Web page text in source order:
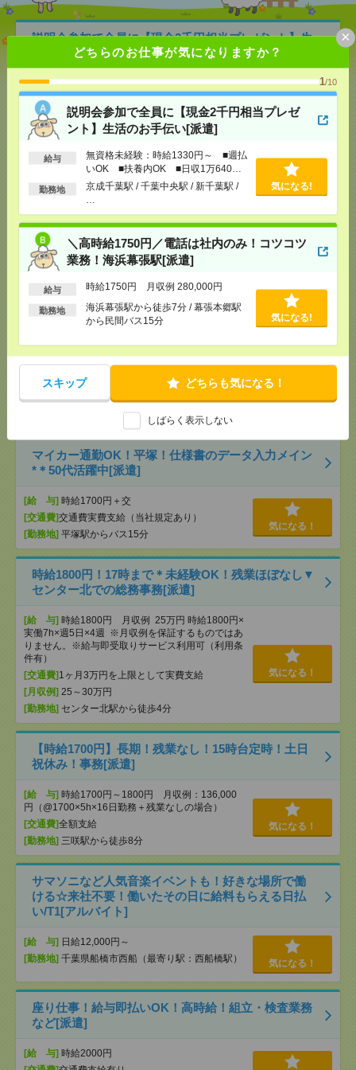
どちらのお仕事が気になりますか？
1/10
説明会参加で全員に【現金2千円相当プレゼ
ント】生活のお手伝い[派遣]
給与
無資格未経験：時給1330円～ ■週払
いOK ■扶養内OK ■日収1万640円
以上
勤務地
京成千葉駅 / 千葉中央駅 / 新千葉駅 /
気になる!
＼高時給1750円／電話は社内のみ！コツコツ
業務！海浜幕張駅[派遣]
給与 時給1750円 月収例 280,000円
勤務地
海浜幕張駅から徒歩7分 / 幕張本郷駅
から民間バス15分
気になる!
スキップ どちらも気になる！
しばらく表示しない
×
説明会参加で全員に【現金2千円相当プレゼント】生
活のお手伝い[派遣]
[給 与]無資格未経験：時給1330円～ ■週払い
OK ■扶養内OK ■日収1万640円以上
[交通費]
交通費全額支給
[勤務地]
京成千葉駅/千葉中央駅/新千葉駅/
気になる！
＼高時給1750円／電話は社内のみ！コツコツ業務！
海浜幕張駅[派遣]
[給 与]時給1750円 月収例 280,000円
[交通費]
[月収例]
25～30万円
[勤務地] 海浜幕張駅から徒歩7分/幕張本郷駅から
＜扶養枠内で働こう！＞残業なし！安定就業！八千
時給1600円 月収例 81,600円
[交通費]全額支給
[月収例]5～10万円
八千代台駅から徒歩2分
気になる！
マイカー通勤OK！平塚！仕様書のデータ入力メイン
*＊50代活躍中[派遣]
[給 与] 時給1700円＋交
[交通費]交通費実費支給（当社規定あり）
[勤務地] 平塚駅からバス15分
気になる！
時給1800円！17時まで＊未経験OK！残業ほぼなし▼
センター北での総務事務[派遣]
[給 与] 時給1800円 月収例 25万円 時給1800円×
実働7h×週5日×4週 ※月収例を保証するものではあ
りません。※給与即受取りサービス利用可（利用条
件有）
[交通費] 1ヶ月3万円を上限として実費支給
[月収例] 25～30万円
[勤務地] センター北駅から徒歩4分
気になる！
【時給1700円】長期！残業なし！15時台定時！土日
祝休み！事務[派遣]
[給 与] 時給1700円～1800円 月収例：136,000
円（@1700×5h×16日勤務＋残業なしの場合）
[交通費]全額支給
[勤務地] 三咲駅から徒歩8分
気になる！
サマソニなど人気音楽イベントも！好きな場所で働
ける☆来社不要！働いたその日に給料もらえる日払
い/T1[アルバイト]
[給 与] 日給12,000円～
[勤務地] 千葉県船橋市西船（最寄り駅：西船橋駅） 気になる！
座り仕事！給与即払いOK！高時給！組立・検査業務
など[派遣]
[給 与] 時給2000円